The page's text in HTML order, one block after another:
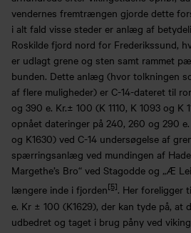
vendernes fremtrængen gjorde dette
i alt fald visse steder er anlæg af
Roskilde fjord nord for Frederikssund,
er udlagt grene og sten samt rammet
bunden. Dette anlæg (hvor tolkningen
af flere muligheder) er C-14-dateret til
og 390 e. Kr.± 100 (K 1110, K 1093 og K
opnået dateringer på 240, 260 og 290 e.
og K1630) ved C-14 undersøgelse af
spærringsanlæg ved mundingen af
Margethe’s Bro“ ved Stagodde og „Æ
længere inde i fjorden[5]. Her foreligger
e. Kr ± 100 (K1629), der kan tyde på,
udbedret og taget i brug påny ved